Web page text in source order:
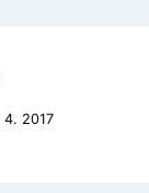
4. 2017